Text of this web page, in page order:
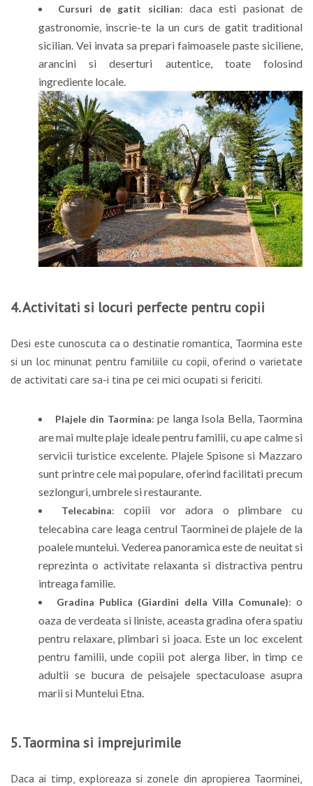
Cursuri de gatit sicilian: daca esti pasionat de
gastronomie, inscrie-te la un curs de gatit traditional
sicilian. Vei invata sa prepari faimoasele paste siciliene,
arancini si deserturi autentice, toate folosind
ingrediente locale.
4. Activitati si locuri perfecte pentru copii
Desi este cunoscuta ca o destinatie romantica, Taormina este
si un loc minunat pentru familiile cu copii, oferind o varietate
de activitati care sa-i tina pe cei mici ocupati si fericiti.
Plajele din Taormina: pe langa Isola Bella, Taormina
are mai multe plaje ideale pentru familii, cu ape calme si
servicii turistice excelente. Plajele Spisone si Mazzaro
sunt printre cele mai populare, oferind facilitati precum
sezlonguri, umbrele si restaurante.
Telecabina: copiii vor adora o plimbare cu
telecabina care leaga centrul Taorminei de plajele de la
poalele muntelui. Vederea panoramica este de neuitat si
reprezinta o activitate relaxanta si distractiva pentru
intreaga familie.
Gradina Publica (Giardini della Villa Comunale): o
oaza de verdeata si liniste, aceasta gradina ofera spatiu
pentru relaxare, plimbari si joaca. Este un loc excelent
pentru familii, unde copiii pot alerga liber, in timp ce
adultii se bucura de peisajele spectaculoase asupra
marii si Muntelui Etna.
5. Taormina si imprejurimile
Daca ai timp, exploreaza si zonele din apropierea Taorminei,